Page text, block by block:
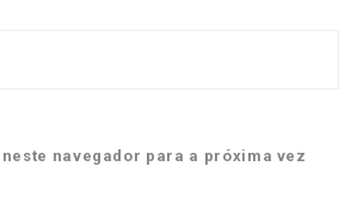
navegador para a próxima vez